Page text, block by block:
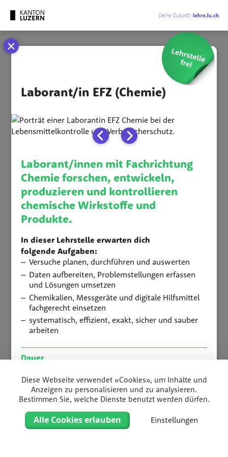
Laborant/in EFZ (Chemie)
Laborant/innen mit Fachrichtung
Chemie forschen, entwickeln,
produzieren und kontrollieren
chemische Wirkstoffe und
Produkte.
In dieser Lehrstelle erwarten dich
folgende Aufgaben:
Versuche planen, durchführen und auswerten
Daten aufbereiten, Problemstellungen erfassen
und Lösungen umsetzen
Chemikalien, Messgeräte und digitale Hilfsmittel
fachgerecht einsetzen
systematisch, effizient, exakt, sicher und sauber
arbeiten
Dauer
Standort
Dienststelle Lebensmittelkontrolle und
Verbraucherschutz
Dein Kontakt
Diese Webseite verwendet «Cookies», um Inhalte und
Anzeigen zu personalisieren und zu analysieren.
Bestimmen Sie, welche Dienste benutzt werden dürfen.
Alle Cookies erlauben Einstellungen